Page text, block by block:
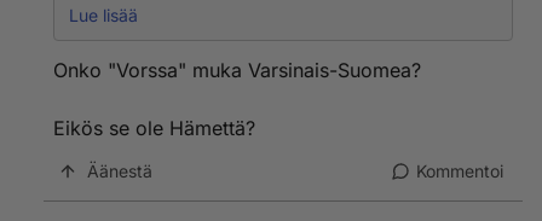
tule muuta kuin tyyppejä joiden ajatus maailma on
Lue lisää
Onko "Vorssa" muka Varsinais-Suomea?
Eikös se ole Hämettä?
Äänestä Kommentoi